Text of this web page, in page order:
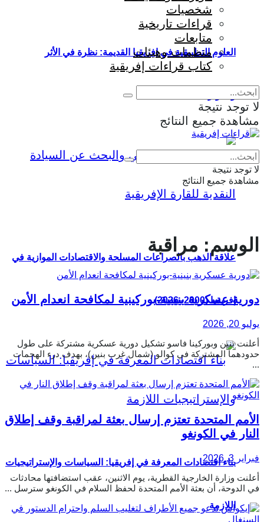
العلوم التطبيقية في إفريقيا القديمة: نظرة في الأثر
والمؤثرات
علاقة الذهب بالصراعات المسلحة والاقتصادات الموازية في
إفريقيا (2000–2026)
بناء اقتصادات المعرفة في إفريقيا: السياسات والإستراتيجيات
اللازمة
شخصيات
قراءات تاريخية
متابعات
منظمات وهيئات
كتاب قراءات إفريقية
لا توجد نتيجة
مشاهدة جميع النتائج
لا توجد نتيجة
مشاهدة جميع النتائج
الوسم: مراقبة
دورية عسكرية بنينية-بوركينية لمكافحة انعدام الأمن
يوليو 20, 2026
أعلنت بنين وبوركينا فاسو تشكيل دورية عسكرية مشتركة على طول
حدودهما المشتركة في كوالو (شمال غرب بنين)، بهدف درء الهجمات
...
الأمم المتحدة تعتزم إرسال بعثة لمراقبة وقف إطلاق
النار في الكونغو
فبراير 3, 2026
أعلنت وزارة الخارجية القطرية، يوم الاثنين، عقب استضافتها محادثات
في الدوحة، أن بعثة الأمم المتحدة لحفظ السلام في الكونغو سترسل ...